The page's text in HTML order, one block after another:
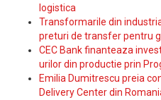
logistica
Transformarile din
preturi de transfer pentru
CEC Bank finanteaza
urilor din productie prin
Emilia Dumitrescu preia
Delivery Center din